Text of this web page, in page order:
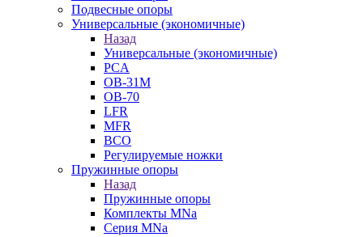
Подвесные опоры
Универсальные (экономичные)
Назад
Универсальные (экономичные)
PCA
ОВ-31М
OB-70
LFR
MFR
ВСО
Регулируемые ножки
Пружинные опоры
Назад
Пружинные опоры
Комплекты MNa
Серия MNa